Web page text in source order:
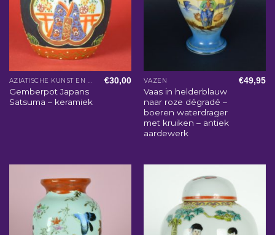
AZIATISCHE KUNST EN WOONACCESSOIRES
Gemberpot Japans
Satsuma – keramiek
€30,00 VAZEN
Vaas in helderblauw
naar roze dégradé –
boeren waterdrager
met kruiken – antiek
aardewerk
€49,95